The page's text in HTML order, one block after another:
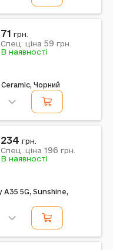
Ceramic, Чорний
71 грн.
Спец. ціна 59 грн.
В наявності
A35 5G, Sunshine,
234 грн.
Спец. ціна 196 грн.
В наявності